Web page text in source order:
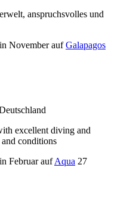
anspruchsvolles und
November aufGalapagos
excellent diving and
conditions
Februar aufAqua 27